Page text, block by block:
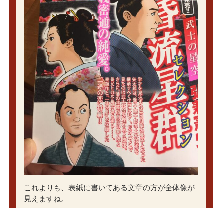
これよりも、表紙に書いてある文章の方が全体像が
見えますね。